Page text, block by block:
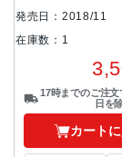
発売日：2018/11
在庫数：1
17時までのご注
日を
カート